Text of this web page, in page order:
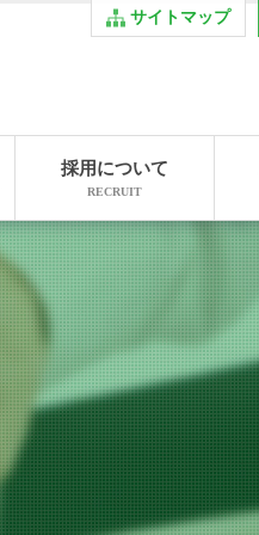
サイトマップ
採用について
RECRUIT